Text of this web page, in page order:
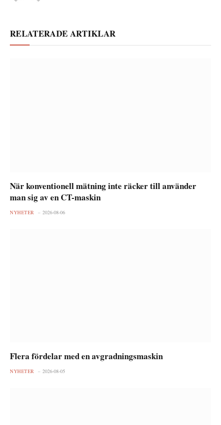
RELATERADE ARTIKLAR
När konventionell mätning inte räcker till använder
man sig av en CT-maskin
NYHETER 2026-08-06
Flera fördelar med en avgradningsmaskin
NYHETER 2026-08-05